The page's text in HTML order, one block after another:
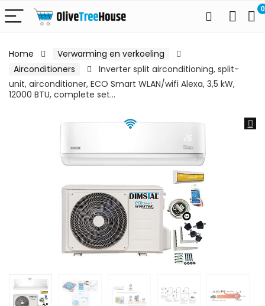
0
Home
Verwarming en verkoeling
Airconditioners
Inverter split airconditioning, split-
unit, airconditioner, ECO Smart WLAN/wifi Alexa, 3,5 kW,
12000 BTU, complete set…